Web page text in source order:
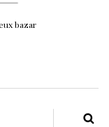
bazar